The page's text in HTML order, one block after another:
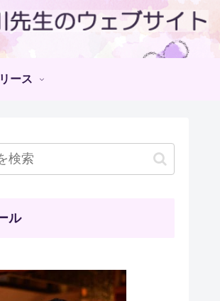
ース
ル